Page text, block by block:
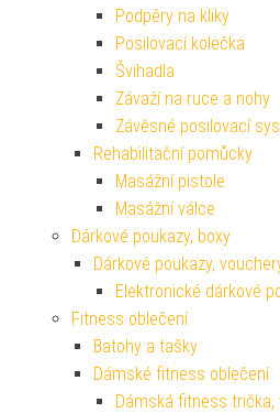
Podpěry na kliky
Posilovací kolečka
Švihadla
Závaží na ruce a nohy
Závěsné posilovací
Rehabilitační pomůcky
Masážní pistole
Masážní válce
Dárkové poukazy, boxy
Dárkové poukazy,
Elektronické dárkové
Fitness oblečení
Batohy a tašky
Dámské fitness oblečení
Dámská fitness trička,